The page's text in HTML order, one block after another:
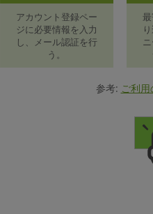
アカウント登録ペー
ジに必要情報を入力
し、メール認証を行
う。
参考: ご利